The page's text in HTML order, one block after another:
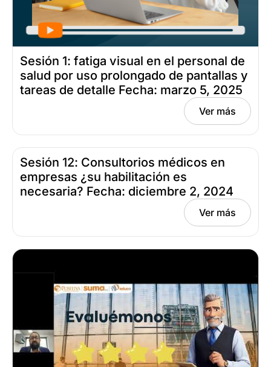
Sesión 1: fatiga visual en el personal de
salud por uso prolongado de pantallas y
tareas de detalle Fecha: marzo 5, 2025
Ver más
Sesión 12: Consultorios médicos en
empresas ¿su habilitación es
necesaria? Fecha: diciembre 2, 2024
Ver más